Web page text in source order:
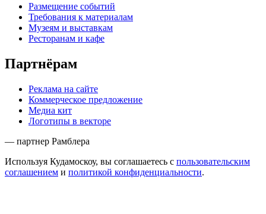
Размещение событий
Требования к материалам
Музеям и выставкам
Ресторанам и кафе
Партнёрам
Реклама на сайте
Коммерческое предложение
Медиа кит
Логотипы в векторе
— партнер Рамблера
Используя Кудамоскоу, вы соглашаетесь с пользовательским
соглашением и политикой конфиденциальности.